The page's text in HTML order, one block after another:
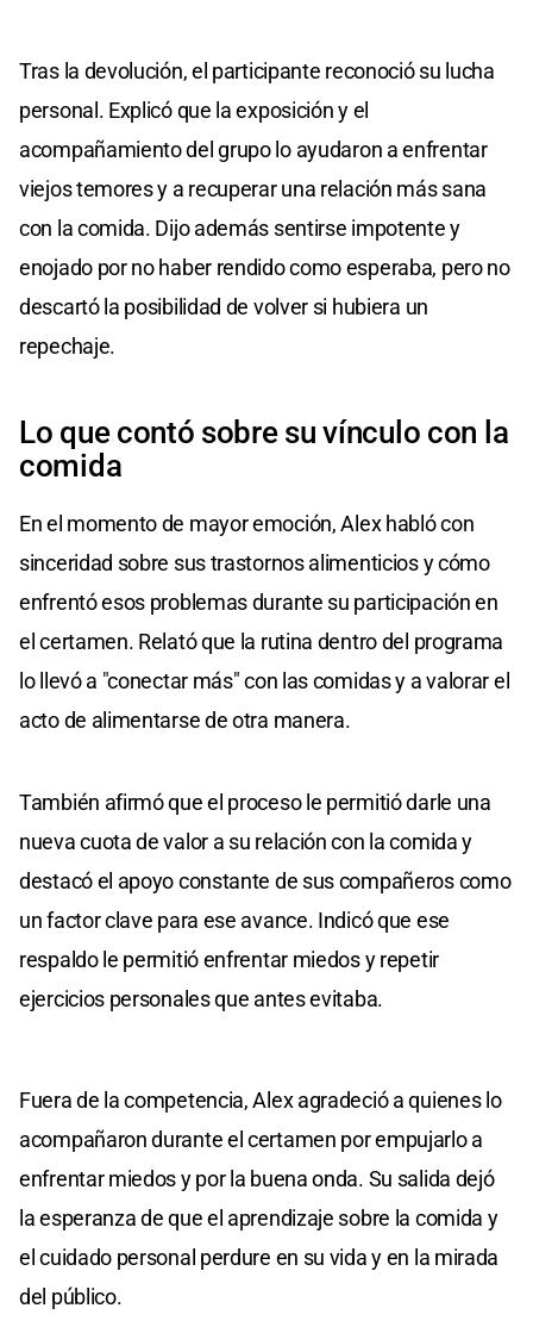
Tras la devolución, el participante reconoció su lucha
personal. Explicó que la exposición y el
acompañamiento del grupo lo ayudaron a enfrentar
viejos temores y a recuperar una relación más sana
con la comida. Dijo además sentirse impotente y
enojado por no haber rendido como esperaba, pero no
descartó la posibilidad de volver si hubiera un
repechaje.
Lo que contó sobre su vínculo con la
comida
En el momento de mayor emoción, Alex habló con
sinceridad sobre sus trastornos alimenticios y cómo
enfrentó esos problemas durante su participación en
el certamen. Relató que la rutina dentro del programa
lo llevó a "conectar más" con las comidas y a valorar el
acto de alimentarse de otra manera.
También afirmó que el proceso le permitió darle una
nueva cuota de valor a su relación con la comida y
destacó el apoyo constante de sus compañeros como
un factor clave para ese avance. Indicó que ese
respaldo le permitió enfrentar miedos y repetir
ejercicios personales que antes evitaba.
Fuera de la competencia, Alex agradeció a quienes lo
acompañaron durante el certamen por empujarlo a
enfrentar miedos y por la buena onda. Su salida dejó
la esperanza de que el aprendizaje sobre la comida y
el cuidado personal perdure en su vida y en la mirada
del público.